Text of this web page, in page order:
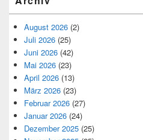
August 2026 (2)
Juli 2026 (25)
Juni 2026 (42)
Mai 2026 (23)
April 2026 (13)
März 2026 (23)
Februar 2026 (27)
Januar 2026 (24)
Dezember 2025 (25)